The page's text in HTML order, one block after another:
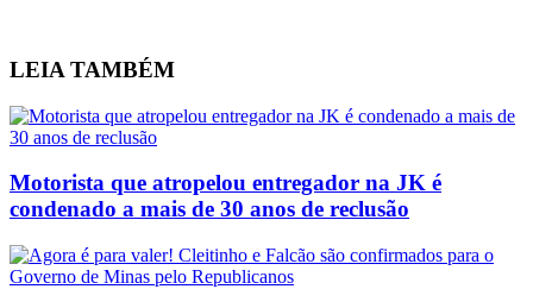
LEIA TAMBÉM
Motorista que atropelou entregador na JK é
condenado a mais de 30 anos de reclusão